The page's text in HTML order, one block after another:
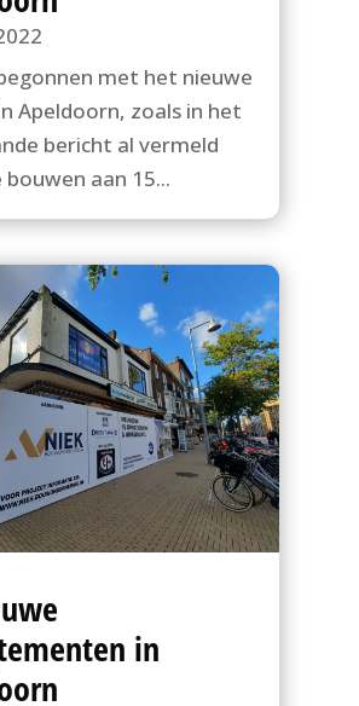
met het nieuwe
Apeldoorn, zoals in het
bericht al vermeld
bouwen aan 15...
in